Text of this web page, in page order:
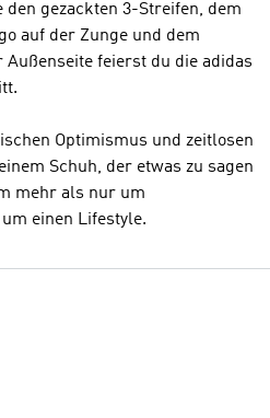
gezackten 3-Streifen, dem
auf der Zunge und dem
Außenseite feierst du die adidas
Optimismus und zeitlosen
Schuh, der etwas zu sagen
mehr als nur um
einen Lifestyle.